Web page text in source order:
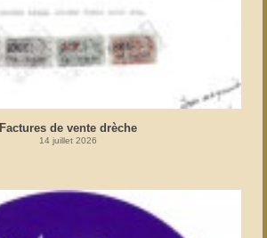
Factures de vente drèche
14 juillet 2026